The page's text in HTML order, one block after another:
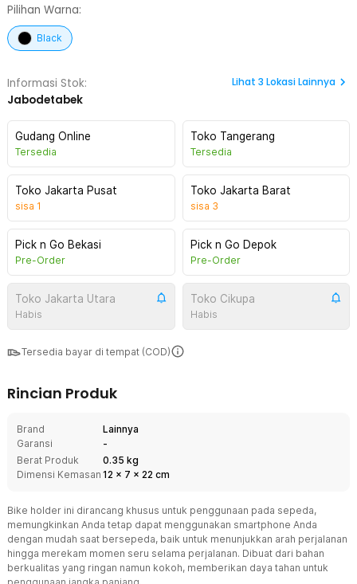
Pilihan Warna:
Black
Informasi Stok:
Jabodetabek
Lihat 3 Lokasi Lainnya
Gudang Online
Tersedia
Toko Tangerang
Tersedia
Toko Jakarta Pusat
sisa 1
Toko Jakarta Barat
sisa 3
Pick n Go Bekasi
Pre-Order
Pick n Go Depok
Pre-Order
Toko Jakarta Utara
Habis
Toko Cikupa
Habis
Tersedia bayar di tempat (COD)
Rincian Produk
Brand
Lainnya
Garansi
-
Berat Produk
0.35 kg
Dimensi Kemasan 12 x 7 x 22 cm
Bike holder ini dirancang khusus untuk penggunaan pada sepeda,
memungkinkan Anda tetap dapat menggunakan smartphone Anda
dengan mudah saat bersepeda, baik untuk menunjukkan arah perjalanan
hingga merekam momen seru selama perjalanan. Dibuat dari bahan
berkualitas yang ringan namun kokoh, memberikan daya tahan untuk